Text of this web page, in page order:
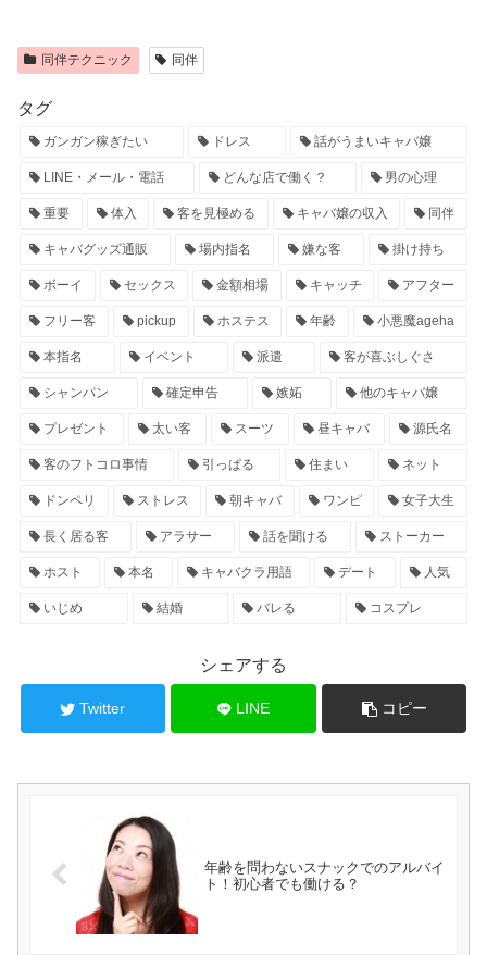
同伴テクニック 同伴
タグ
ガンガン稼ぎたい ドレス 話がうまいキャバ嬢
LINE・メール・電話 どんな店で働く？ 男の心理
重要 体入 客を見極める キャバ嬢の収入 同伴
キャバグッズ通販 場内指名 嫌な客 掛け持ち
ボーイ セックス 金額相場 キャッチ アフター
フリー客 pickup ホステス 年齢 小悪魔ageha
本指名 イベント 派遣 客が喜ぶしぐさ
シャンパン 確定申告 嫉妬 他のキャバ嬢
プレゼント 太い客 スーツ 昼キャバ 源氏名
客のフトコロ事情 引っぱる 住まい ネット
ドンペリ ストレス 朝キャバ ワンピ 女子大生
長く居る客 アラサー 話を聞ける ストーカー
ホスト 本名 キャバクラ用語 デート 人気
いじめ 結婚 バレる コスプレ
シェアする
Twitter LINE コピー
年齢を問わないスナックでのアルバイ
ト！初心者でも働ける？